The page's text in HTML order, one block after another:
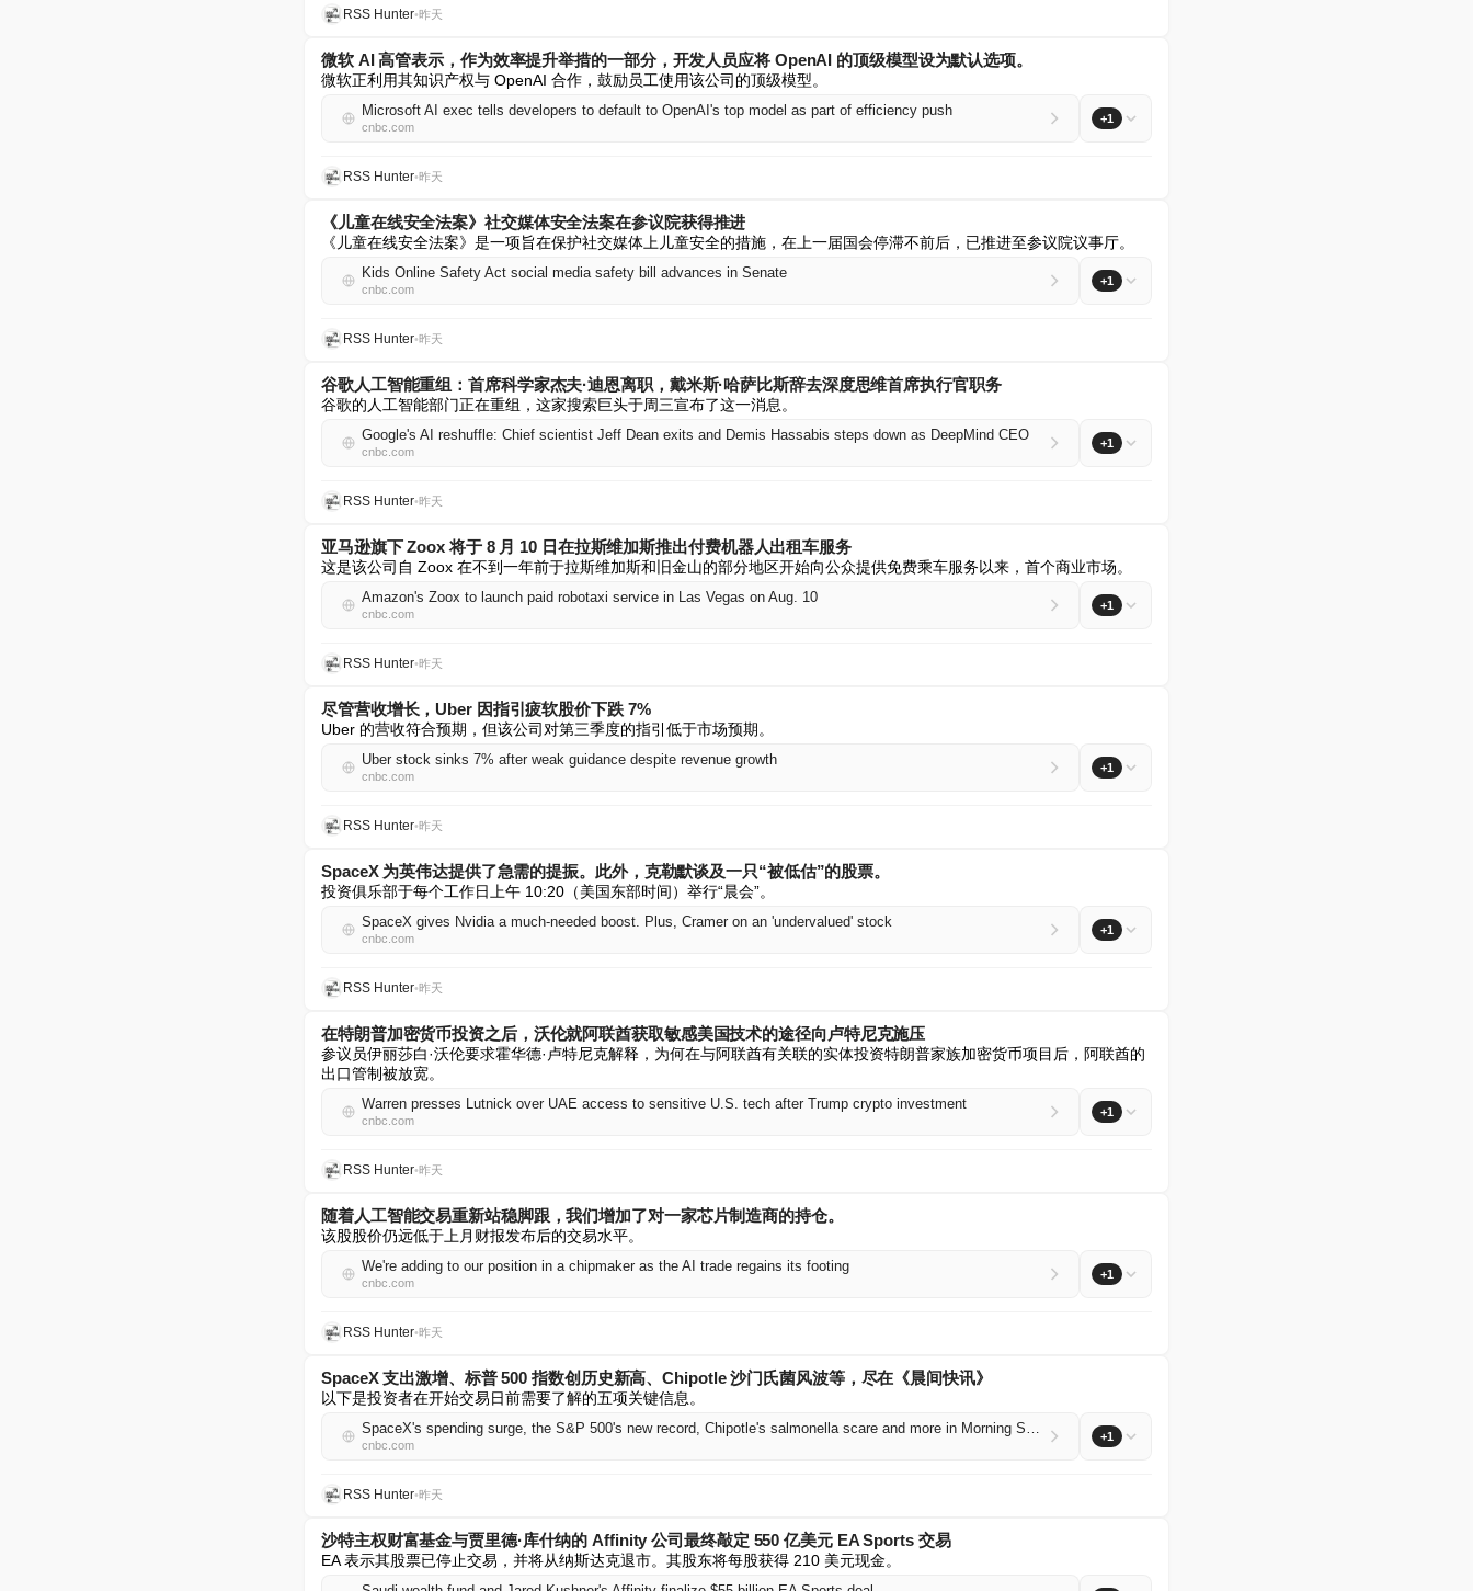
RSS Hunter•昨天
微软 AI 高管表示，作为效率提升举措的一部分，开发人员应将 OpenAI 的顶级模型设为默认选项。
微软正利用其知识产权与 OpenAI 合作，鼓励员工使用该公司的顶级模型。
Microsoft AI exec tells developers to default to OpenAI's top model as part of efficiency push
cnbc.com
+1
RSS Hunter•昨天
《儿童在线安全法案》社交媒体安全法案在参议院获得推进
《儿童在线安全法案》是一项旨在保护社交媒体上儿童安全的措施，在上一届国会停滞不前后，已推进至参议院议事厅。
Kids Online Safety Act social media safety bill advances in Senate
cnbc.com
+1
RSS Hunter•昨天
谷歌人工智能重组：首席科学家杰夫·迪恩离职，戴米斯·哈萨比斯辞去深度思维首席执行官职务
谷歌的人工智能部门正在重组，这家搜索巨头于周三宣布了这一消息。
Google's AI reshuffle: Chief scientist Jeff Dean exits and Demis Hassabis steps down as DeepMind CEO
cnbc.com
+1
RSS Hunter•昨天
亚马逊旗下 Zoox 将于 8 月 10 日在拉斯维加斯推出付费机器人出租车服务
这是该公司自 Zoox 在不到一年前于拉斯维加斯和旧金山的部分地区开始向公众提供免费乘车服务以来，首个商业市场。
Amazon's Zoox to launch paid robotaxi service in Las Vegas on Aug. 10
cnbc.com
+1
RSS Hunter•昨天
尽管营收增长，Uber 因指引疲软股价下跌 7%
Uber 的营收符合预期，但该公司对第三季度的指引低于市场预期。
Uber stock sinks 7% after weak guidance despite revenue growth
cnbc.com
+1
RSS Hunter•昨天
SpaceX 为英伟达提供了急需的提振。此外，克勒默谈及一只“被低估”的股票。
投资俱乐部于每个工作日上午 10:20（美国东部时间）举行“晨会”。
SpaceX gives Nvidia a much-needed boost. Plus, Cramer on an 'undervalued' stock
cnbc.com
+1
RSS Hunter•昨天
在特朗普加密货币投资之后，沃伦就阿联酋获取敏感美国技术的途径向卢特尼克施压
参议员伊丽莎白·沃伦要求霍华德·卢特尼克解释，为何在与阿联酋有关联的实体投资特朗普家族加密货币项目后，阿联酋的
出口管制被放宽。
Warren presses Lutnick over UAE access to sensitive U.S. tech after Trump crypto investment
cnbc.com
+1
RSS Hunter•昨天
随着人工智能交易重新站稳脚跟，我们增加了对一家芯片制造商的持仓。
该股股价仍远低于上月财报发布后的交易水平。
We're adding to our position in a chipmaker as the AI trade regains its footing
cnbc.com
+1
RSS Hunter•昨天
SpaceX 支出激增、标普 500 指数创历史新高、Chipotle 沙门氏菌风波等，尽在《晨间快讯》
以下是投资者在开始交易日前需要了解的五项关键信息。
SpaceX's spending surge, the S&P 500's new record, Chipotle's salmonella scare and more in Morning Squawk
cnbc.com
+1
RSS Hunter•昨天
沙特主权财富基金与贾里德·库什纳的 Affinity 公司最终敲定 550 亿美元 EA Sports 交易
EA 表示其股票已停止交易，并将从纳斯达克退市。其股东将每股获得 210 美元现金。